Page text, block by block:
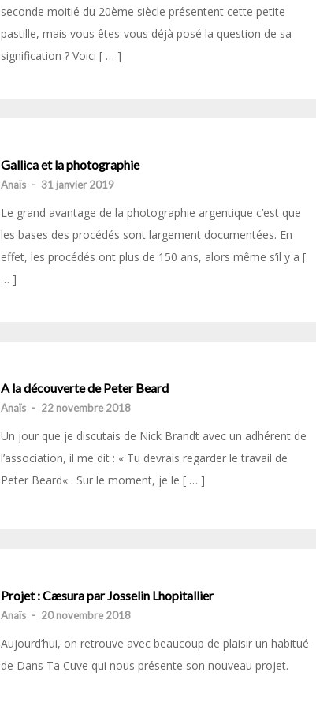
seconde moitié du 20ème siècle présentent cette petite
pastille, mais vous êtes-vous déjà posé la question de sa
signification ? Voici [ … ]
Gallica et la photographie
Anaïs - 31 janvier 2019
Le grand avantage de la photographie argentique c’est que
les bases des procédés sont largement documentées. En
effet, les procédés ont plus de 150 ans, alors même s’il y a [
… ]
A la découverte de Peter Beard
Anaïs - 22 novembre 2018
Un jour que je discutais de Nick Brandt avec un adhérent de
l’association, il me dit : « Tu devrais regarder le travail de
Peter Beard« . Sur le moment, je le [ … ]
Projet : Cæsura par Josselin Lhopitallier
Anaïs - 20 novembre 2018
Aujourd’hui, on retrouve avec beaucoup de plaisir un habitué
de Dans Ta Cuve qui nous présente son nouveau projet.